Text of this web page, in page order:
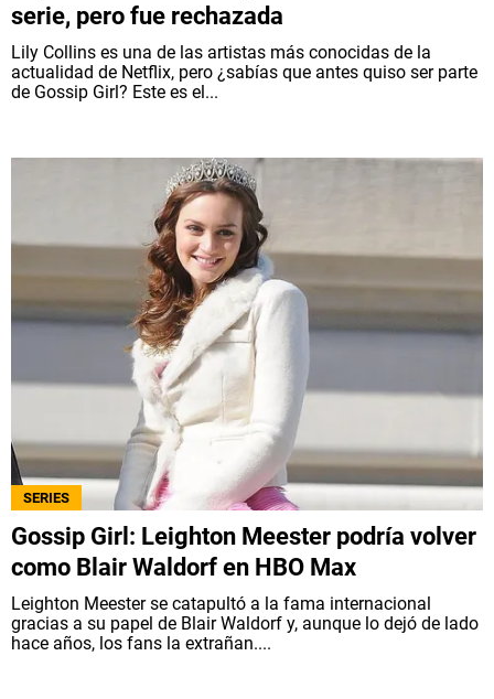
serie, pero fue rechazada
Lily Collins es una de las artistas más conocidas de la
actualidad de Netflix, pero ¿sabías que antes quiso ser parte
de Gossip Girl? Este es el...
SERIES
Gossip Girl: Leighton Meester podría volver
como Blair Waldorf en HBO Max
Leighton Meester se catapultó a la fama internacional
gracias a su papel de Blair Waldorf y, aunque lo dejó de lado
hace años, los fans la extrañan....